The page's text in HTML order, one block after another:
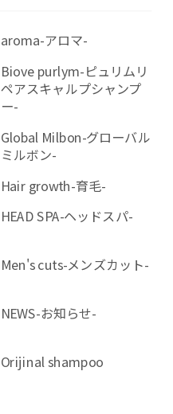
aroma-アロマ-
Biove purlym-ピュリムリ
ペアスキャルプシャンプ
ー-
Global Milbon-グローバル
ミルボン-
Hair growth-育毛-
HEAD SPA-ヘッドスパ-
Men's cuts-メンズカット-
NEWS-お知らせ-
Orijinal shampoo